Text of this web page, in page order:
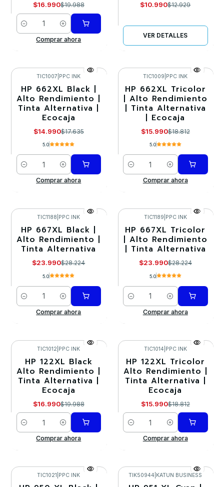
$16.990$19.988
Cantidad
Comprar ahora
$10.990$12.929
VER DETALLES
-15%
TIC1007 PPC INK
HP 662XL Black |
Alto Rendimiento |
Tinta Alternativa |
Ecocaja
$14.990$17.635
5.0
Cantidad
Comprar ahora
-15%
TIC1009 PPC INK
HP 662XL Tricolor
| Alto Rendimiento
| Tinta Alternativa
| Ecocaja
$15.990$18.812
5.0
Cantidad
Comprar ahora
-15%
TIC1188 PPC INK
HP 667XL Black |
Alto Rendimiento |
Tinta Alternativa
$23.990$28.224
5.0
Cantidad
Comprar ahora
-15%
TIC1189 PPC INK
HP 667XL Tricolor
| Alto Rendimiento
| Tinta Alternativa
$23.990$28.224
5.0
Cantidad
Comprar ahora
-15%
TIC1012 PPC INK
HP 122XL Black
Alto Rendimiento |
Tinta Alternativa |
Ecocaja
$16.990$19.988
Cantidad
Comprar ahora
-15%
TIC1014 PPC INK
HP 122XL Tricolor
Alto Rendimiento |
Tinta Alternativa |
Ecocaja
$15.990$18.812
Cantidad
Comprar ahora
TIC1021 PPC INK TIK50944 KATUN BUSINESS